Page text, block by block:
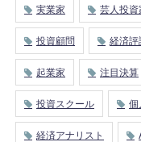
実業家 芸人投資
投資顧問 経済評
起業家 注目決算
投資スクール 個
経済アナリスト